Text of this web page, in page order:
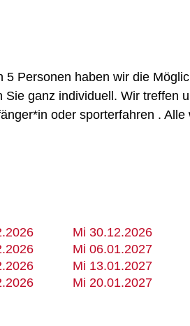
Personen haben wir die
ganz individuell. Wir treffen
oder sporterfahren . Alle
Mi 30.12.2026
Mi 06.01.2027
Mi 13.01.2027
Mi 20.01.2027